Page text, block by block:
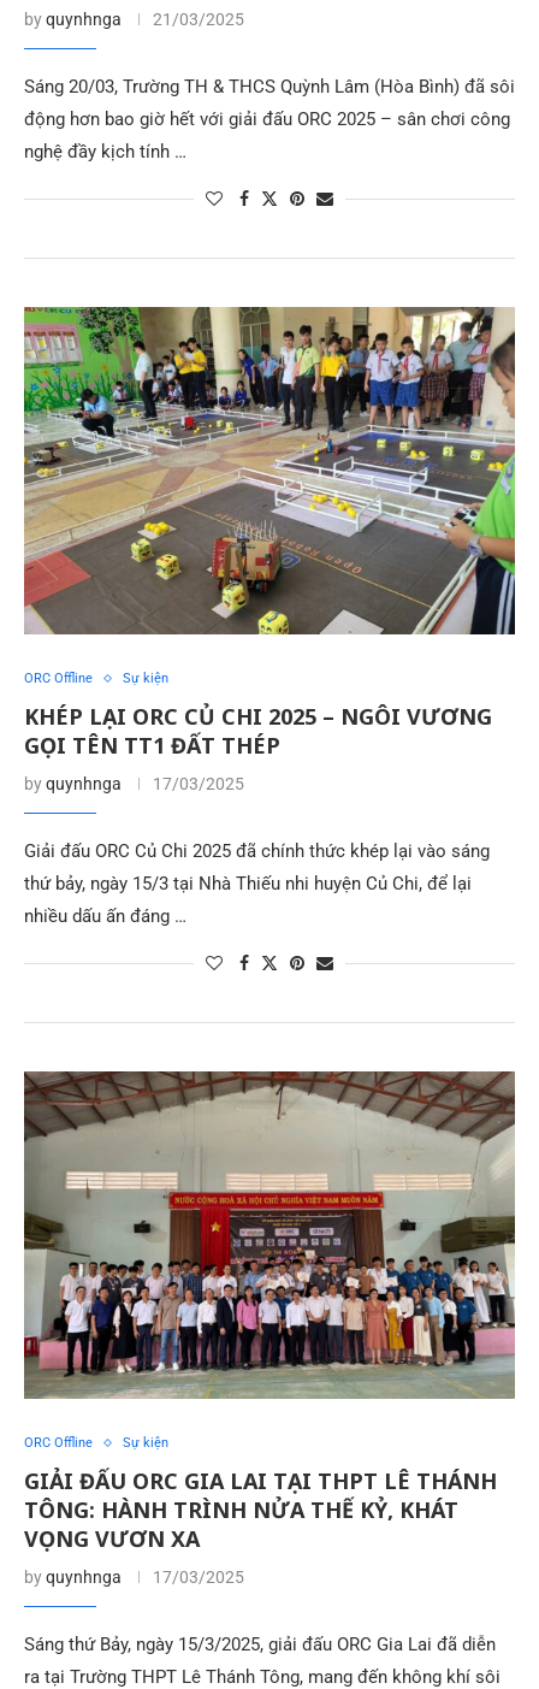
byquynhnga 21/03/2025
Sáng 20/03, Trường TH & THCS Quỳnh Lâm (Hòa Bình) đã sôi
động hơn bao giờ hết với giải đấu ORC 2025 – sân chơi công
nghệ đầy kịch tính …
ORC Offline Sự kiện
KHÉP LẠI ORC CỦ CHI 2025 – NGÔI VƯƠNG
GỌI TÊN TT1 ĐẤT THÉP
byquynhnga 17/03/2025
Giải đấu ORC Củ Chi 2025 đã chính thức khép lại vào sáng
thứ bảy, ngày 15/3 tại Nhà Thiếu nhi huyện Củ Chi, để lại
nhiều dấu ấn đáng …
ORC Offline Sự kiện
GIẢI ĐẤU ORC GIA LAI TẠI THPT LÊ THÁNH
TÔNG: HÀNH TRÌNH NỬA THẾ KỶ, KHÁT
VỌNG VƯƠN XA
byquynhnga 17/03/2025
Sáng thứ Bảy, ngày 15/3/2025, giải đấu ORC Gia Lai đã diễn
ra tại Trường THPT Lê Thánh Tông, mang đến không khí sôi